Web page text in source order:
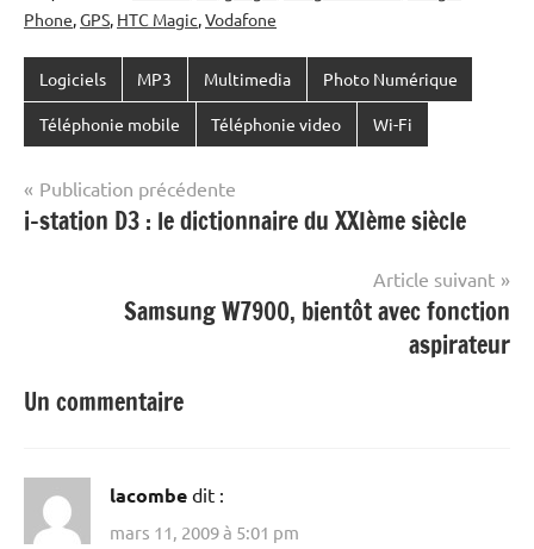
Phone,GPS, HTC Magic,Vodafone
Logiciels MP3 Multimedia Photo Numérique
Téléphonie mobile Téléphonie video Wi-Fi
Navigation
de
Publication précédente
i-station D3 : le dictionnaire du XXIème siècle
Article suivant
Samsung W7900, bientôt avec fonction
aspirateur
Un commentaire
lacombe dit :
mars 11, 2009 à 5:01 pm